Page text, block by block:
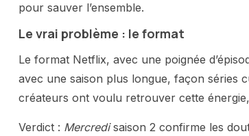
pour sauver l’ensemble.
Le vrai problème : le format
Le format Netflix, avec une poignée
avec une saison plus longue, façon séries
créateurs ont voulu retrouver cette
Verdict : Mercredisaison 2 confirme les